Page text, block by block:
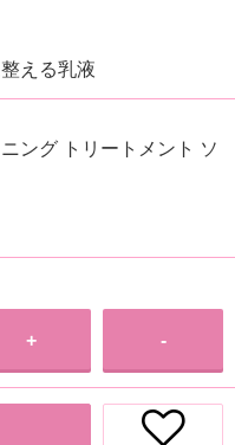
える乳液
ング トリートメント ソ
+ -